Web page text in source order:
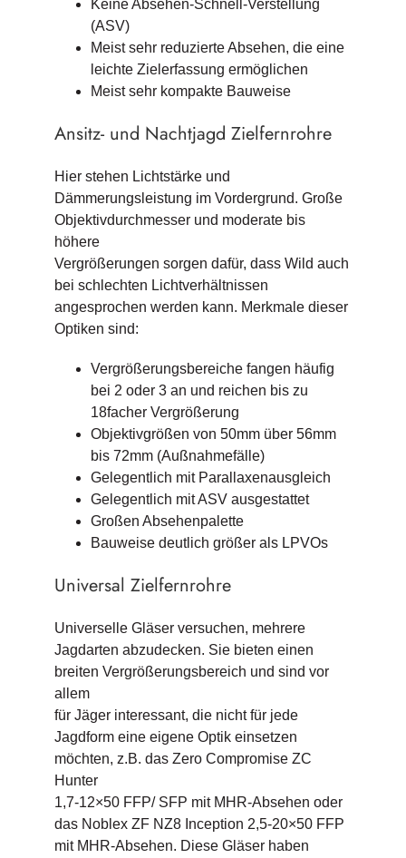
Keine Absehen-Schnell-Verstellung
(ASV)
Meist sehr reduzierte Absehen, die eine
leichte Zielerfassung ermöglichen
Meist sehr kompakte Bauweise
Ansitz- und Nachtjagd Zielfernrohre
Hier stehen Lichtstärke und
Dämmerungsleistung im Vordergrund. Große
Objektivdurchmesser und moderate bis
höhere
Vergrößerungen sorgen dafür, dass Wild auch
bei schlechten Lichtverhältnissen
angesprochen werden kann. Merkmale dieser
Optiken sind:
Vergrößerungsbereiche fangen häufig
bei 2 oder 3 an und reichen bis zu
18facher Vergrößerung
Objektivgrößen von 50mm über 56mm
bis 72mm (Außnahmefälle)
Gelegentlich mit Parallaxenausgleich
Gelegentlich mit ASV ausgestattet
Großen Absehenpalette
Bauweise deutlich größer als LPVOs
Universal Zielfernrohre
Universelle Gläser versuchen, mehrere
Jagdarten abzudecken. Sie bieten einen
breiten Vergrößerungsbereich und sind vor
allem
für Jäger interessant, die nicht für jede
Jagdform eine eigene Optik einsetzen
möchten, z.B. das Zero Compromise ZC
Hunter
1,7-12×50 FFP/ SFP mit MHR-Absehen oder
das Noblex ZF NZ8 Inception 2,5-20×50 FFP
mit MHR-Absehen. Diese Gläser haben